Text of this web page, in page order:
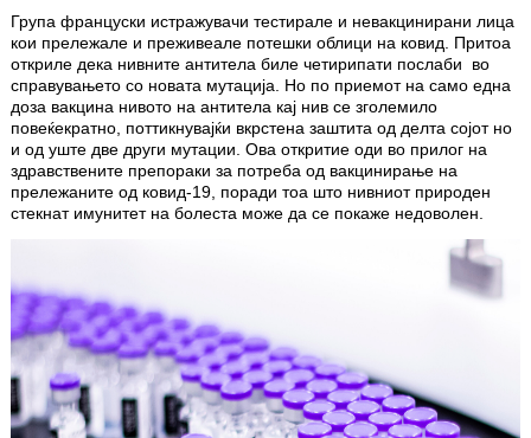
Група француски истражувачи тестирале и невакцинирани лица
кои прележале и преживеале потешки облици на ковид. Притоа
откриле дека нивните антитела биле четирипати послаби во
справувањето со новата мутација. Но по приемот на само една
доза вакцина нивото на антитела кај нив се зголемило
повеќекратно, поттикнувајќи вкрстена заштита од делта сојот но
и од уште две други мутации. Ова откритие оди во прилог на
здравствените препораки за потреба од вакцинирање на
прележаните од ковид-19, поради тоа што нивниот природен
стекнат имунитет на болеста може да се покаже недоволен.